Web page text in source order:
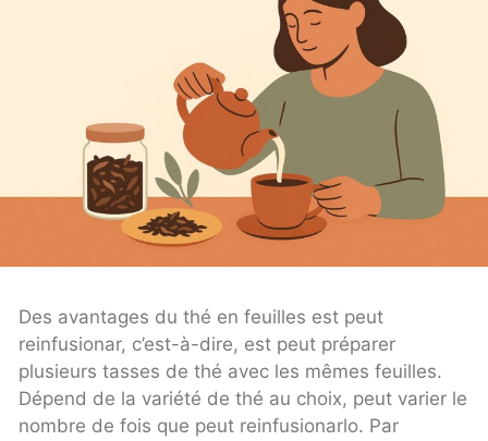
Des avantages du thé en feuilles est peut
reinfusionar, c’est-à-dire, est peut préparer
plusieurs tasses de thé avec les mêmes feuilles.
Dépend de la variété de thé au choix, peut varier le
nombre de fois que peut reinfusionarlo. Par